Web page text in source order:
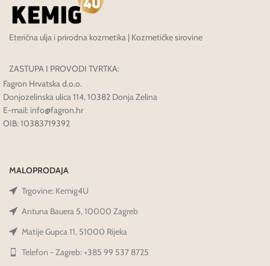
Eterična ulja i prirodna kozmetika | Kozmetičke sirovine
ZASTUPA I PROVODI TVRTKA:
Fagron Hrvatska d.o.o.
Donjozelinska ulica 114, 10382 Donja Zelina
E-mail: info@fagron.hr
OIB: 10383719392
MALOPRODAJA
Trgovine: Kemig4U
Antuna Bauera 5, 10000 Zagreb
Matije Gupca 11, 51000 Rijeka
Telefon - Zagreb: +385 99 537 8725